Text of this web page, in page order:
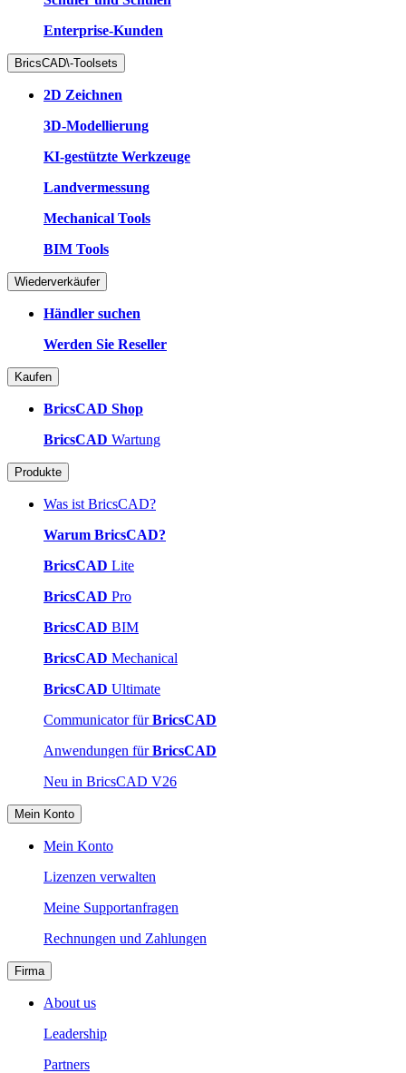
Enterprise-Kunden
BricsCAD\-Toolsets
2D Zeichnen
3D-Modellierung
KI-gestützte Werkzeuge
Landvermessung
Mechanical Tools
BIM Tools
Wiederverkäufer
Händler suchen
Werden Sie Reseller
Kaufen
BricsCAD Shop
BricsCAD Wartung
Produkte
Was ist BricsCAD?
Warum BricsCAD?
BricsCAD Lite
BricsCAD Pro
BricsCAD BIM
BricsCAD Mechanical
BricsCAD Ultimate
Communicator fürBricsCAD
Anwendungen fürBricsCAD
Neu in BricsCAD V26
Mein Konto
Mein Konto
Lizenzen verwalten
Meine Supportanfragen
Rechnungen und Zahlungen
Firma
About us
Leadership
Partners